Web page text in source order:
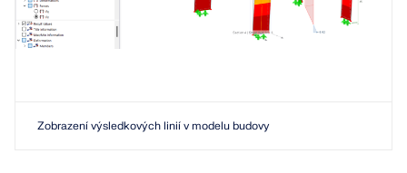
Zobrazení výsledkových linií v modelu budovy